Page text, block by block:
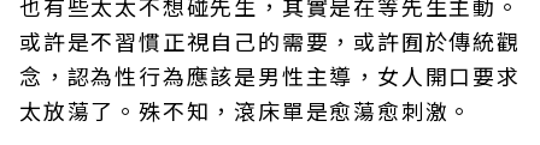
或許是不習慣正視自己的需要，或許囿於傳統觀
念，認為性行為應該是男性主導，女人開口要求
太放蕩了。殊不知，滾床單是愈蕩愈刺激。